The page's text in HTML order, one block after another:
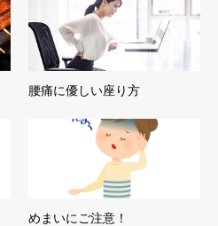
腰痛に優しい座り方
めまいにご注意！